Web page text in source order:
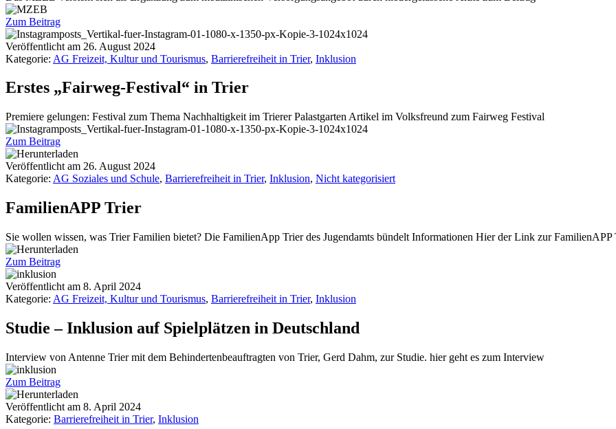
Zum Beitrag
Veröffentlicht am 26. August 2024
Kategorie: AG Freizeit, Kultur und Tourismus, Barrierefreiheit in Trier, Inklusion
Erstes „Fairweg-Festival“ in Trier
Premiere gelungen: Festival zum Thema Nachhaltigkeit im Trierer Palastgarten Artikel im Volksfreund zum Fairweg Festival
Zum Beitrag
Veröffentlicht am 26. August 2024
Kategorie: AG Soziales und Schule, Barrierefreiheit in Trier, Inklusion, Nicht kategorisiert
FamilienAPP Trier
Sie wollen wissen, was Trier Familien bietet? Die FamilienApp Trier des Jugendamts bündelt Informationen Hier der Link zur FamilienAPP
Zum Beitrag
Veröffentlicht am 8. April 2024
Kategorie: AG Freizeit, Kultur und Tourismus, Barrierefreiheit in Trier, Inklusion
Studie – Inklusion auf Spielplätzen in Deutschland
Interview von Antenne Trier mit dem Behindertenbeauftragten von Trier, Gerd Dahm, zur Studie. hier geht es zum Interview
Zum Beitrag
Veröffentlicht am 8. April 2024
Kategorie: Barrierefreiheit in Trier, Inklusion